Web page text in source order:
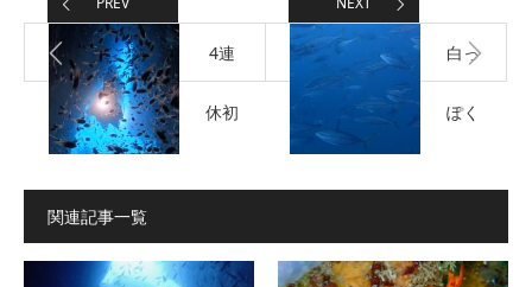
4連
休初
白っ
ぽく
関連記事一覧